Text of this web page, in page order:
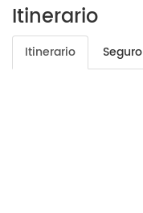
Itinerario
Itinerario Seguro